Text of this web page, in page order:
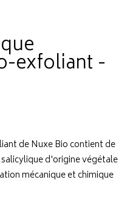
exfoliant -
de Nuxe Bio contient de
d'origine végétale
mécanique et chimique